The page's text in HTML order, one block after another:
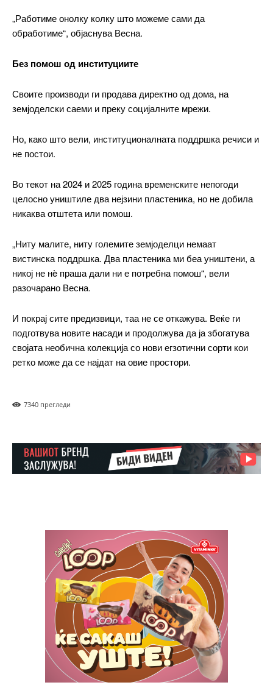
Etiam est nibh, lobortis sit
Praesent euismod ac
Donec quis est ac felis
Orci varius natoque dolor
Yearly pricing
„Работиме онолку колку што можеме сами да
обработиме“, објаснува Весна.
Без помош од институциите
Своите производи ги продава директно од дома, на
земјоделски саеми и преку социјалните мрежи.
Но, како што вели, институционалната поддршка речиси и
не постои.
Во текот на 2024 и 2025 година временските непогоди
целосно уништиле два нејзини пластеника, но не добила
никаква отштета или помош.
„Ниту малите, ниту големите земјоделци немаат
вистинска поддршка. Два пластеника ми беа уништени, а
никој не нè праша дали ни е потребна помош“, вели
разочарано Весна.
И покрај сите предизвици, таа не се откажува. Веќе ги
подготвува новите насади и продолжува да ја збогатува
својата необична колекција со нови егзотични сорти кои
ретко може да се најдат на овие простори.
7340 прегледи